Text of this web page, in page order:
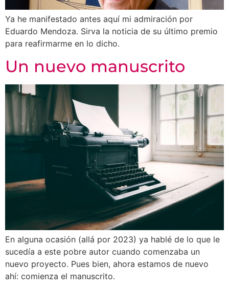
Ya he manifestado antes aquí mi admiración por
Eduardo Mendoza. Sirva la noticia de su último premio
para reafirmarme en lo dicho.
Un nuevo manuscrito
En alguna ocasión (allá por 2023) ya hablé de lo que le
sucedía a este pobre autor cuando comenzaba un
nuevo proyecto. Pues bien, ahora estamos de nuevo
ahí: comienza el manuscrito.